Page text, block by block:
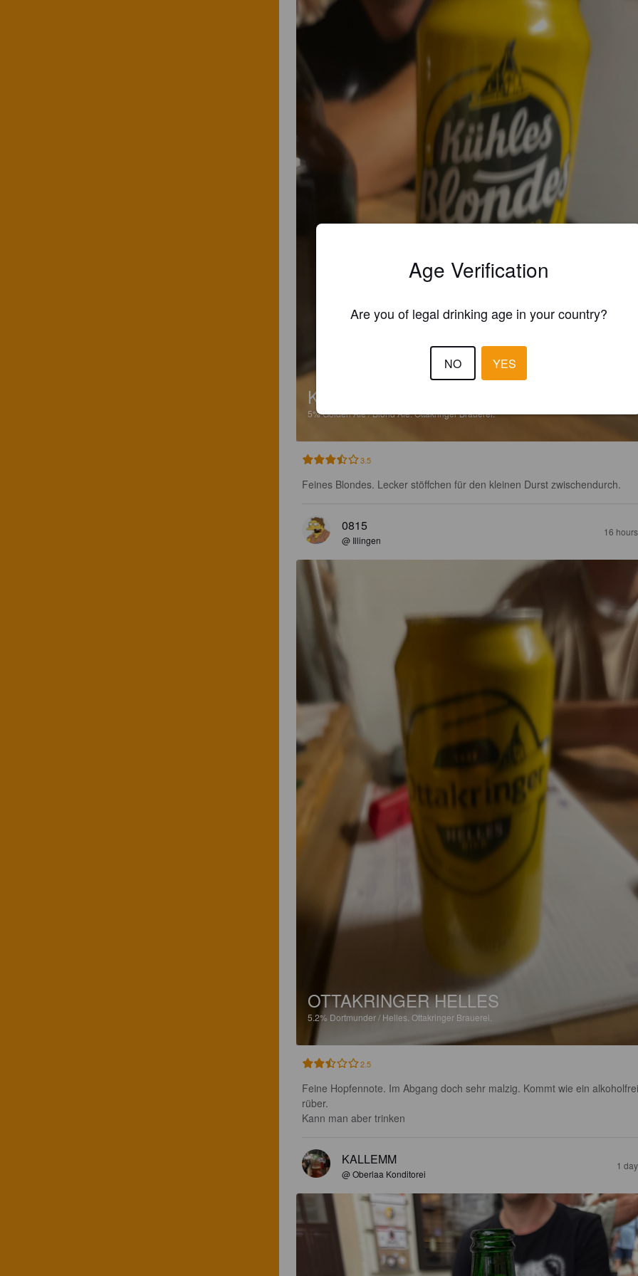
KÜHLES BLONDES
5%Golden Ale / Blond Ale.Ottakringer Brauerei.
3.5
Feines Blondes. Lecker stöffchen für den kleinen Durst zwischendurch.
0815
@ Illingen
16
OTTAKRINGER HELLES
5.2% Dortmunder / Helles. Ottakringer Brauerei.
2.5
Feine Hopfennote. Im Abgang doch sehr malzig. Kommt wie ein
rüber.
Kann man aber trinken
KALLEMM
@ Oberlaa Konditorei
1
Age Verification
Are you of legal drinking age in your country?
NO YES